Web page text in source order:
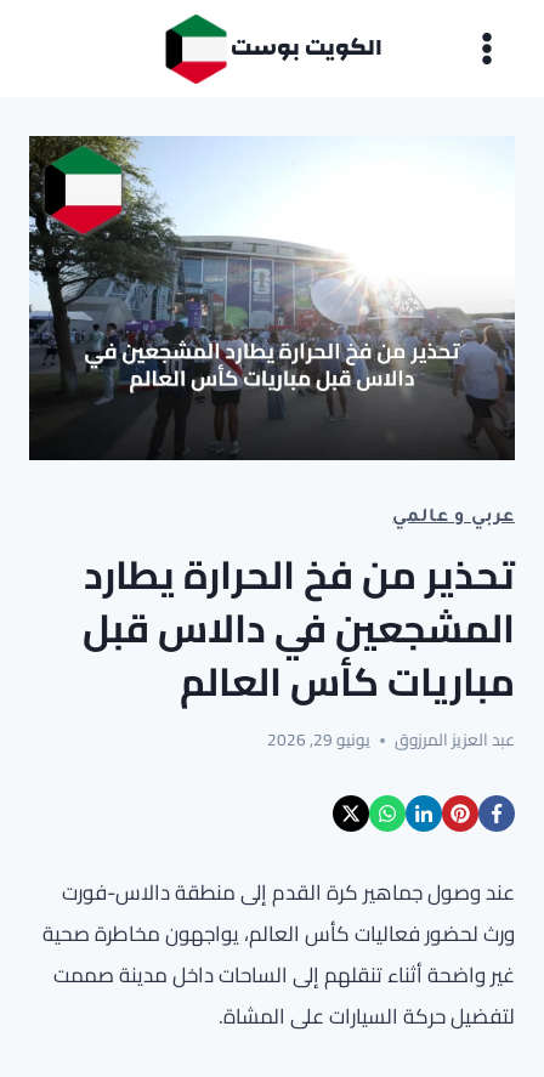
الكويت بوست
عربي و عالمي
تحذير من فخ الحرارة يطارد
المشجعين في دالاس قبل
مباريات كأس العالم
عبد العزيز المرزوق يونيو 29, 2026
عند وصول جماهير كرة القدم إلى منطقة دالاس-فورت
ورث لحضور فعاليات كأس العالم، يواجهون مخاطرة صحية
غير واضحة أثناء تنقلهم إلى الساحات داخل مدينة صممت
لتفضيل حركة السيارات على المشاة.